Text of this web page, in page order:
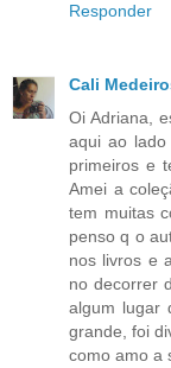
Responder
Cali
Oi Adriana,
aqui ao
primeiros e
Amei a
tem muitas
penso q o
nos livros e
no decorrer
algum lugar
grande, foi
como amo a